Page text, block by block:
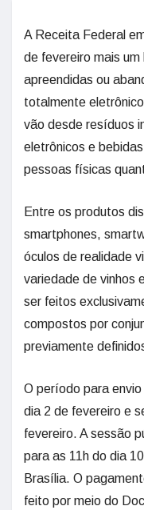
A Receita Federal
de fevereiro mais
apreendidas ou
totalmente
vão desde resíduos
eletrônicos e
pessoas físicas
Entre os produtos
smartphones,
óculos de realidade
variedade de vinhos
ser feitos
compostos por
previamente
O período para
dia 2 de fevereiro e
fevereiro. A sessão
para as 11h do dia
Brasília. O
feito por meio do